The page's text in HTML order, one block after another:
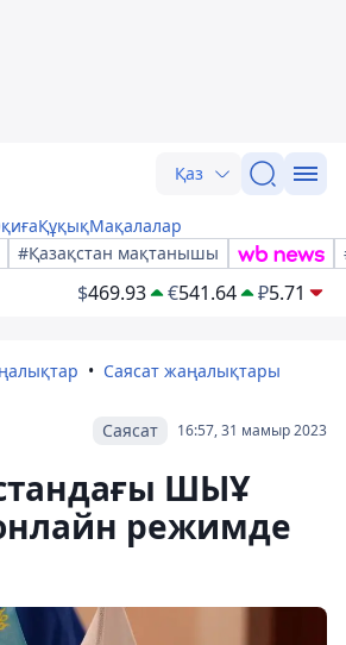
Қаз
ҚұқықМақалалар
#Қазақстан мақтанышы
$469.93 €541.64 ₽5.71
Саясат жаңалықтары
16:57, 31 мамыр 2023
Саясат
ШЫҰ
режимде